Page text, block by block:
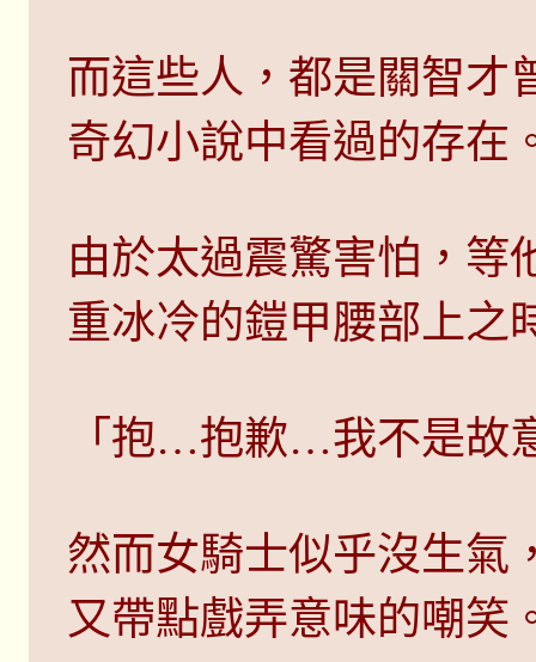
而這些人，都是關智才
奇幻小說中看過的存在
由於太過震驚害怕，等
重冰冷的鎧甲腰部上之
「抱…抱歉…我不是故
然而女騎士似乎沒生氣
又帶點戲弄意味的嘲笑